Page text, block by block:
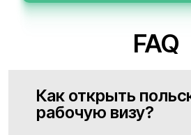
FAQ
Как открыть
рабочую визу?